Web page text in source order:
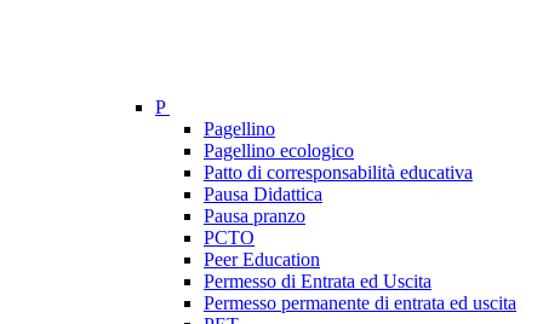
P
Pagellino
Pagellino ecologico
Patto di corresponsabilità educativa
Pausa Didattica
Pausa pranzo
PCTO
Peer Education
Permesso di Entrata ed Uscita
Permesso permanente di entrata ed uscita